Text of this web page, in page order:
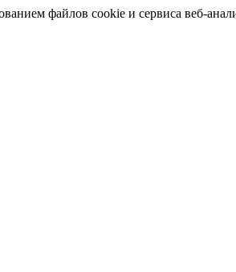
файлов cookie и сервиса веб-